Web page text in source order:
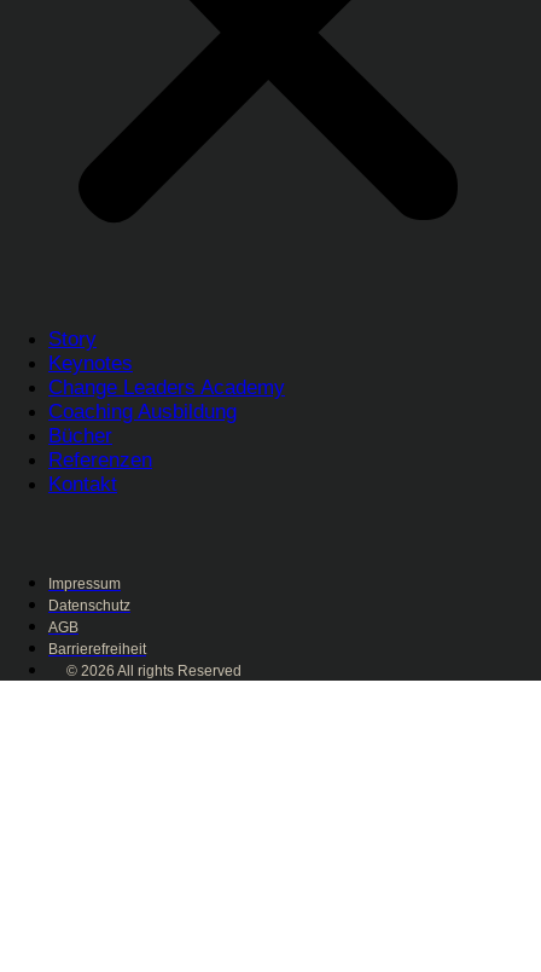
Story
Keynotes
Change Leaders Academy
Coaching Ausbildung
Bücher
Referenzen
Kontakt
Impressum
Datenschutz
AGB
Barrierefreiheit
© 2026 All rights Reserved